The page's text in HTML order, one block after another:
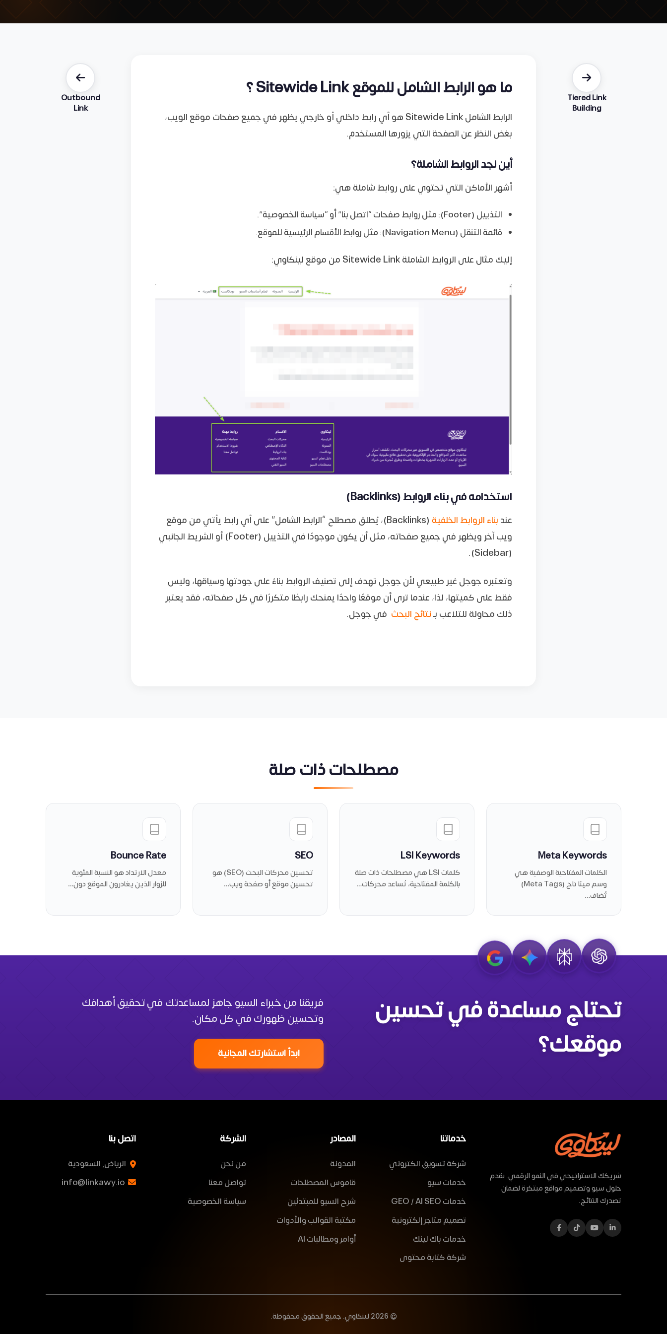
Tiered Link
Building
ما هو الرابط الشامل للموقع Sitewide Link ؟
الرابط الشامل Sitewide Link هو أي رابط داخلي أو خارجي يظهر في جميع صفحات موقع الويب،
بغض النظر عن الصفحة التي يزورها المستخدم.
أين نجد الروابط الشاملة؟
أشهر الأماكن التي تحتوي على روابط شاملة هي:
التذييل (Footer): مثل روابط صفحات “اتصل بنا” أو “سياسة الخصوصية”.
قائمة التنقل (Navigation Menu): مثل روابط الأقسام الرئيسية للموقع.
إليك مثال على الروابط الشاملة Sitewide Link من موقع لينكاوي:
استخدامه في بناء الروابط (Backlinks)
عند بناء الروابط الخلفية
(Backlinks)، يُطلق مصطلح “الرابط الشامل” على أي رابط يأتي من موقع
ويب آخر ويظهر في جميع صفحاته، مثل أن يكون موجودًا في التذييل (Footer) أو الشريط الجانبي
(Sidebar).
وتعتبره جوجل غير طبيعي لأن جوجل تهدف إلى تصنيف الروابط بناءً على جودتها وسياقها، وليس
فقط على كميتها، لذا، عندما ترى أن موقعًا واحدًا يمنحك رابطًا متكررًا في كل صفحاته، فقد يعتبر
ذلك محاولة للتلاعب بـنتائج البحث في جوجل.
Outbound
Link
مصطلحات ذات صلة
Meta Keywords
الكلمات المفتاحية الوصفية هي
وسم ميتا تاج (Meta Tags)
تُضاف…
LSI Keywords
كلمات LSI هي مصطلحات ذات صلة
بالكلمة المفتاحية، تُساعد محركات…
SEO
تحسين محركات البحث (SEO) هو
تحسين موقع أو صفحة ويب…
Bounce Rate
معدل الارتداد هو النسبة المئوية
للزوار الذين يغادرون الموقع دون…
تحتاج مساعدة في تحسين
موقعك؟
فريقنا من خبراء السيو جاهز لمساعدتك في تحقيق أهدافك
وتحسين ظهورك في كل مكان.
ابدأ استشارتك المجانية
شريكك الاستراتيجي في النمو الرقمي. نقدم
حلول سيو وتصميم مواقع مبتكرة لضمان
تصدرك النتائج.
خدماتنا
شركة تسويق الكتروني
خدمات سيو
خدمات GEO / AI SEO
تصميم متاجر إلكترونية
خدمات باك لينك
شركة كتابة محتوى
المصادر
المدونة
قاموس المصطلحات
شرح السيو للمبتدئين
مكتبة القوالب والأدوات
أوامر ومطالبات AI
الشركة
من نحن
تواصل معنا
سياسة الخصوصية
اتصل بنا
الرياض, السعودية
info@linkawy.io
© 2026 لينكاوي. جميع الحقوق محفوظة.